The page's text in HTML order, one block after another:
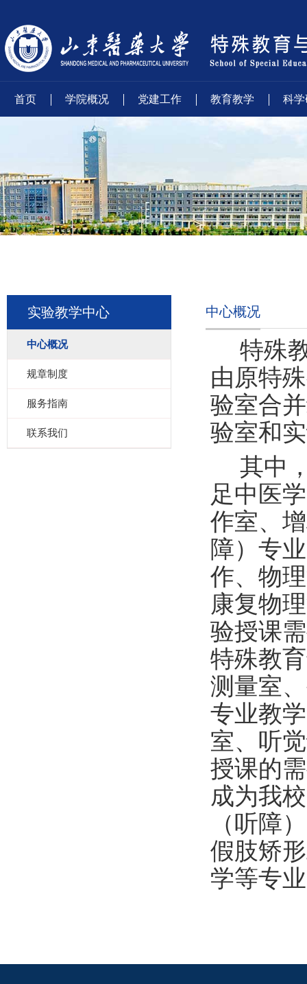
首页 学院概况 党建工作 教育教学 科
实验教学中心
中心概况
规章制度
服务指南
联系我们
中心概况
特殊
由原特
验室合并
验室和
其中
足中医
作室、
障）专
作、物
康复物
验授课
特殊教
测量室
专业教
室、听
授课的
成为我校
（听障
假肢矫
学等专